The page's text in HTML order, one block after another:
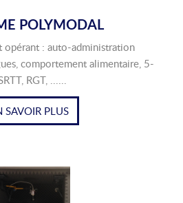
POLYMODAL
: auto-administration
comportement alimentaire, 5-
RGT, ......
SAVOIR PLUS